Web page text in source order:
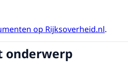
op Rijksoverheid.nl.
onderwerp